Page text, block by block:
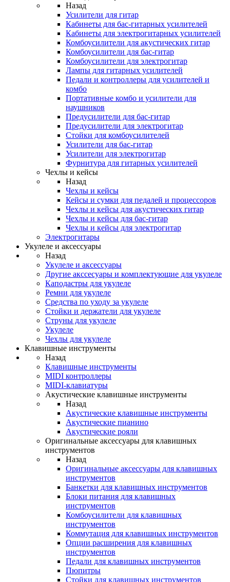
Назад
Усилители для гитар
Кабинеты для бас-гитарных усилителей
Кабинеты для электрогитарных усилителей
Комбоусилители для акустических гитар
Комбоусилители для бас-гитар
Комбоусилители для электрогитар
Лампы для гитарных усилителей
Педали и контроллеры для усилителей и
комбо
Портативные комбо и усилители для
наушников
Предусилители для бас-гитар
Предусилители для электрогитар
Стойки для комбоусилителей
Усилители для бас-гитар
Усилители для электрогитар
Фурнитура для гитарных усилителей
Чехлы и кейсы
Назад
Чехлы и кейсы
Кейсы и сумки для педалей и процессоров
Чехлы и кейсы для акустических гитар
Чехлы и кейсы для бас-гитар
Чехлы и кейсы для электрогитар
Электрогитары
Укулеле и аксессуары
Назад
Укулеле и аксессуары
Другие акссесуары и комплектующие для укулеле
Каподастры для укулеле
Ремни для укулеле
Средства по уходу за укулеле
Стойки и держатели для укулеле
Струны для укулеле
Укулеле
Чехлы для укулеле
Клавишные инструменты
Назад
Клавишные инструменты
MIDI контроллеры
MIDI-клавиатуры
Акустические клавишные инструменты
Назад
Акустические клавишные инструменты
Акустические пианино
Акустические рояли
Оригинальные аксессуары для клавишных
инструментов
Назад
Оригинальные аксессуары для клавишных
инструментов
Банкетки для клавишных инструментов
Блоки питания для клавишных
инструментов
Комбоусилители для клавишных
инструментов
Коммутация для клавишных инструментов
Опции расширения для клавишных
инструментов
Педали для клавишных инструментов
Пюпитры
Стойки для клавишных инструментов